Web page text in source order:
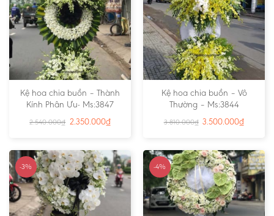
Kệ hoa chia buồn – Thành
Kính Phân Ưu- Ms:3847
2.540.000₫ 2.350.000₫
Kệ hoa chia buồn – Vô
Thường – Ms:3844
3.810.000₫ 3.500.000₫
-3% -4%